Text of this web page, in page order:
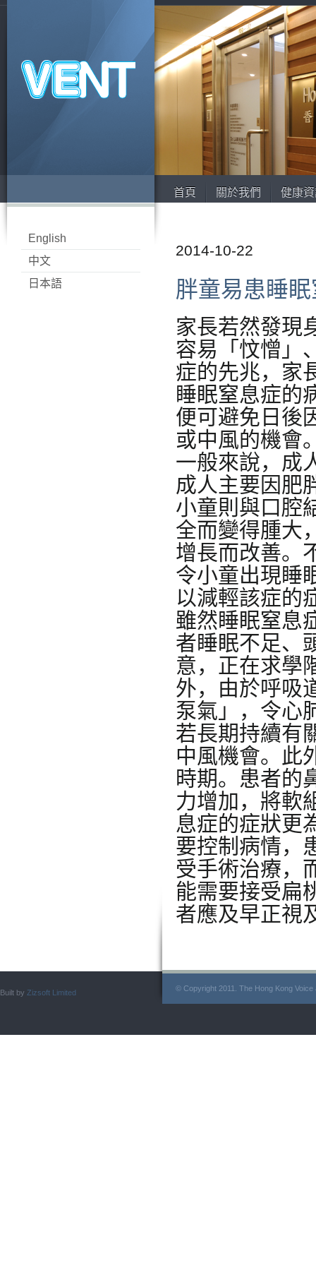
English
中文
日本語
首頁 關於我們 健康
2014-10-22
胖童易患睡
家長若然發現
容易「忟憎」
症的先兆，家
睡眠窒息症的
便可避免日後
或中風的機會
一般來說，成
成人主要因肥
小童則與口腔
全而變得腫大
增長而改善。
令小童出現睡
以減輕該症的
雖然睡眠窒息
者睡眠不足、
意，正在求學
外，由於呼吸
泵氣」，令心
若長期持續有
中風機會。此
時期。患者的
力增加，將軟
息症的症狀更
要控制病情，
受手術治療，
能需要接受扁
者應及早正視
© Copyright 2011. The Hong Kong
Built by Zizsoft Limited